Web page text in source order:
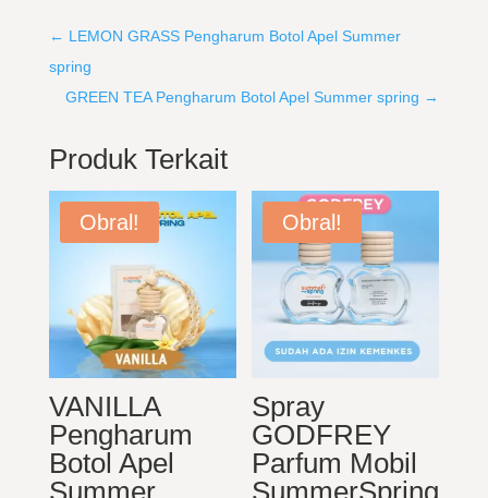
← LEMON GRASS Pengharum Botol Apel Summer
spring
GREEN TEA Pengharum Botol Apel Summer spring →
Produk Terkait
Obral!
VANILLA
Pengharum
Botol Apel
Summer
Obral!
Spray
GODFREY
Parfum Mobil
SummerSpring